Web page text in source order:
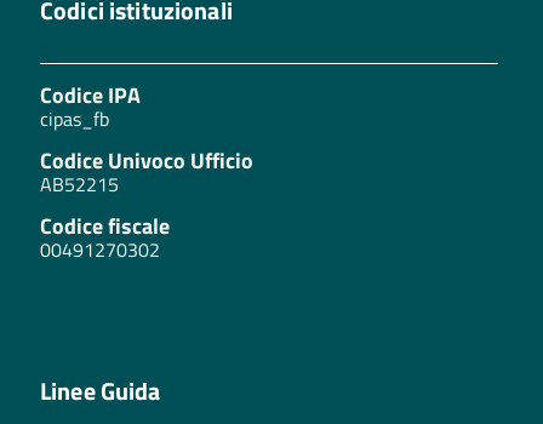
Codici istituzionali
Codice IPA
cipas_fb
Codice Univoco Ufficio
AB52215
Codice fiscale
00491270302
Linee Guida